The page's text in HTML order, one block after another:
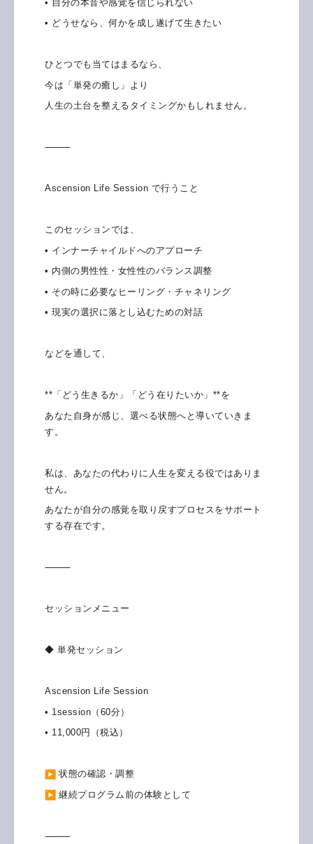
• 自分の本音や感覚を信じられない
• どうせなら、何かを成し遂げて生きたい
ひとつでも当てはまるなら、
今は「単発の癒し」より
人生の土台を整えるタイミングかもしれません。
⸻
Ascension Life Session で行うこと
このセッションでは、
• インナーチャイルドへのアプローチ
• 内側の男性性・女性性のバランス調整
• その時に必要なヒーリング・チャネリング
• 現実の選択に落とし込むための対話
などを通して、
**「どう生きるか」「どう在りたいか」**を
あなた自身が感じ、選べる状態へと導いていきま
す。
私は、あなたの代わりに人生を変える役ではありま
せん。
あなたが自分の感覚を取り戻すプロセスをサポート
する存在です。
⸻
セッションメニュー
◆ 単発セッション
Ascension Life Session
• 1session（60分）
• 11,000円（税込）
状態の確認・調整
継続プログラム前の体験として
⸻